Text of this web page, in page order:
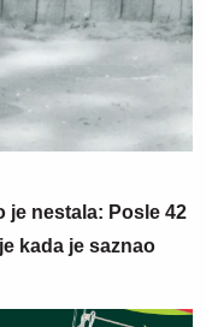
je nestala: Posle 42
kada je saznao